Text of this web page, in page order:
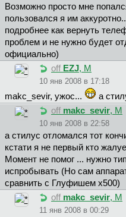
Возможно просто мне
пользовался я им
подробнее как вернуть
проблем и не нужно будет
официально)
off EZJ, М
10 янв 2008 в 17:18
makc_sevir, ужос...
а
off makc_sevir, М
10 янв 2008 в 22:58
а стилус отломался тот
кстати я не первый кто
Момент не помог ... нужно
испробывать (Но сам
сравнить с Глуфишем х500)
off makc_sevir, М
11 янв 2008 в 00:29